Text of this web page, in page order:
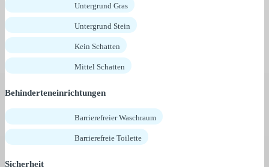
Untergrund Gras
Untergrund Stein
Kein Schatten
Mittel Schatten
Behinderteneinrichtungen
Barrierefreier Waschraum
Barrierefreie Toilette
Sicherheit